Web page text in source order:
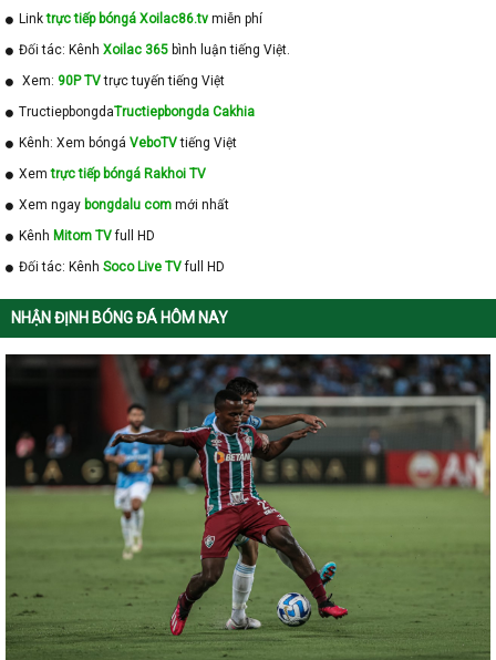
Linktrực tiếp bóngá Xoilac86.tv miễn phí
Đối tác: Kênh Xoilac 365 bình luận tiếng Việt.
Xem: 90P TVtrực tuyến tiếng Việt
TructiepbongdaTructiepbongda Cakhia
Kênh: Xem bóngá VeboTVtiếng Việt
Xemtrực tiếp bóngá Rakhoi TV
Xem ngay bongdalu com mới nhất
Kênh Mitom TVfull HD
Đối tác: Kênh Soco Live TVfull HD
NHẬN ĐỊNH BÓNG ĐÁ HÔM NAY